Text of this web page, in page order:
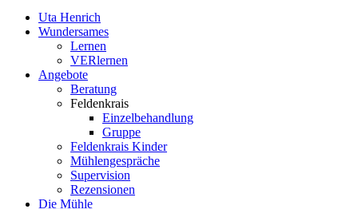
Uta Henrich
Wundersames
Lernen
VERlernen
Angebote
Beratung
Feldenkrais
Einzelbehandlung
Gruppe
Feldenkrais Kinder
Mühlengespräche
Supervision
Rezensionen
Die Mühle